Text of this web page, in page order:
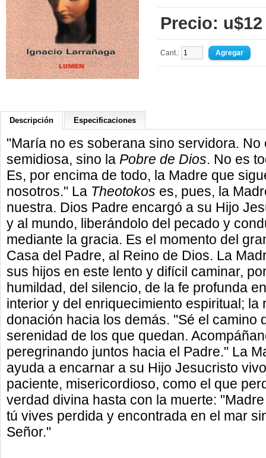
Precio: u$12
Cant.:
Descripción Especificaciones
"María no es soberana sino servidora.
semidiosa, sino la Pobre de Dios. No es
Es, por encima de todo, la Madre que
nosotros." La Theotokos es, pues, la
nuestra. Dios Padre encargó a su Hijo
y al mundo, liberándolo del pecado y
mediante la gracia. Es el momento del
Casa del Padre, al Reino de Dios. La
sus hijos en este lento y difícil caminar,
humildad, del silencio, de la fe profunda
interior y del enriquecimiento espiritual;
donación hacia los demás. "Sé el camino
serenidad de los que quedan.
peregrinando juntos hacia el Padre." La
ayuda a encarnar a su Hijo Jesucristo
paciente, misericordioso, como el que
verdad divina hasta con la muerte:
tú vives perdida y encontrada en el mar
Señor."